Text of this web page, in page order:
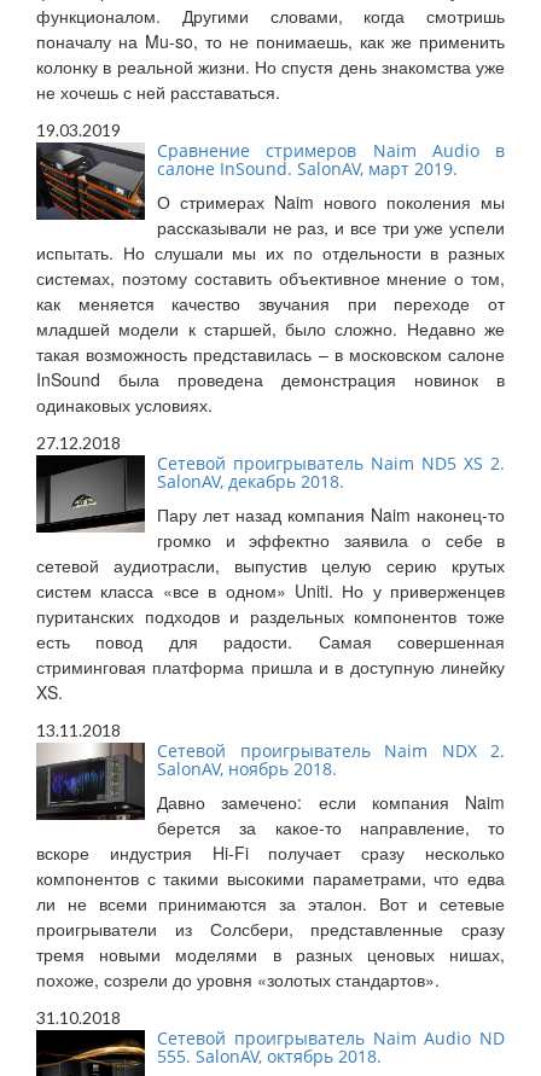
функционалом. Другими словами, когда смотришь
поначалу на Mu-so, то не понимаешь, как же применить
колонку в реальной жизни. Но спустя день знакомства уже
не хочешь с ней расставаться.
19.03.2019
Сравнение стримеров Naim Audio в
салоне InSound. SalonAV, март 2019.
О стримерах Naim нового поколения мы
рассказывали не раз, и все три уже успели
испытать. Но слушали мы их по отдельности в разных
системах, поэтому составить объективное мнение о том,
как меняется качество звучания при переходе от
младшей модели к старшей, было сложно. Недавно же
такая возможность представилась – в московском салоне
InSound была проведена демонстрация новинок в
одинаковых условиях.
27.12.2018
Сетевой проигрыватель Naim ND5 XS 2.
SalonAV, декабрь 2018.
Пару лет назад компания Naim наконец-то
громко и эффектно заявила о себе в
сетевой аудиотрасли, выпустив целую серию крутых
систем класса «все в одном» Uniti. Но у приверженцев
пуританских подходов и раздельных компонентов тоже
есть повод для радости. Самая совершенная
стриминговая платформа пришла и в доступную линейку
XS.
13.11.2018
Сетевой проигрыватель Naim NDX 2.
SalonAV, ноябрь 2018.
Давно замечено: если компания Naim
берется за какое-то направление, то
вскоре индустрия Hi-Fi получает сразу несколько
компонентов с такими высокими параметрами, что едва
ли не всеми принимаются за эталон. Вот и сетевые
проигрыватели из Солсбери, представленные сразу
тремя новыми моделями в разных ценовых нишах,
похоже, созрели до уровня «золотых стандартов».
31.10.2018
Сетевой проигрыватель Naim Audio ND
555. SalonAV, октябрь 2018.